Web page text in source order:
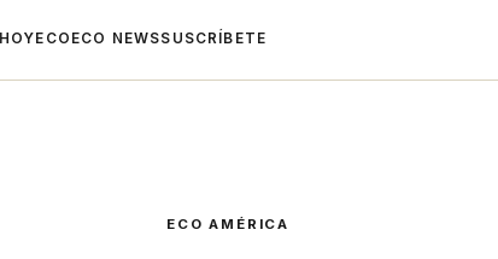
HOYECO ECO NEWSSUSCRÍBETE
ECO AMÉRICA